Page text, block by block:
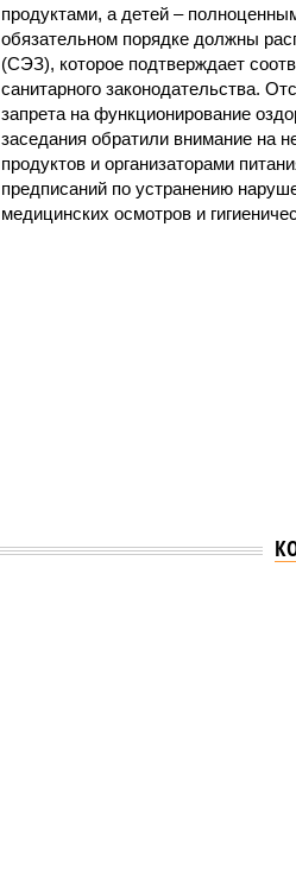
продуктами, а детей –
обязательном порядке должны
(СЭЗ), которое подтверждает
санитарного законодательства.
запрета на функционирование
заседания обратили внимание на
продуктов и организаторами
предписаний по устранению
медицинских осмотров и